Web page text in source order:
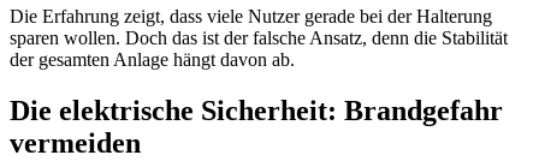
Die Erfahrung zeigt, dass viele Nutzer gerade bei der Halterung
sparen wollen. Doch das ist der falsche Ansatz, denn die Stabilität
der gesamten Anlage hängt davon ab.
Die elektrische Sicherheit: Brandgefahr
vermeiden